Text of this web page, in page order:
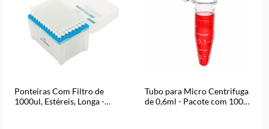
Ponteiras Com Filtro de
1000ul, Estéreis, Longa -
Tubo para Micro Centrifuga
de 0,6ml - Pacote com 1000